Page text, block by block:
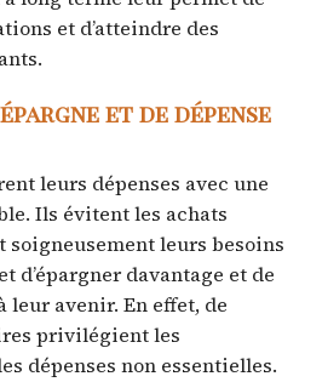
et d’atteindre des
et de dépense
leurs dépenses avec une
Ils évitent les achats
leurs besoins
d’épargner davantage et de
leur avenir. En effet, de
privilégient les
dépenses non essentielles.